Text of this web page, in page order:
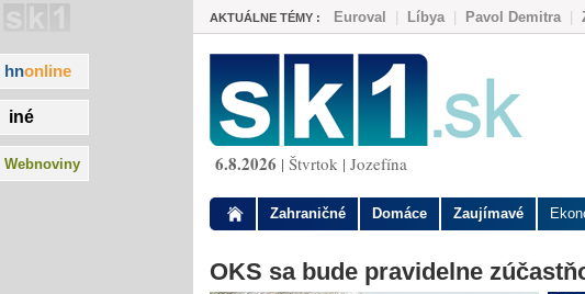
hnonline
iné
Webnoviny
AKTUÁLNE TÉMY : Euroval Líbya| Pavol Demitra|
6.8.2026 | Štvrtok | Jozefína
Zahraničné Domáce Zaujímavé
OKS sa bude pravidelne